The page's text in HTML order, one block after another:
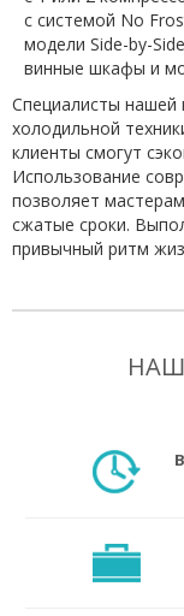
с системой No
модели Side-by-Side
винные шкафы и
Специалисты нашей
холодильной
клиенты смогут
Использование
позволяет
сжатые сроки.
привычный ритм